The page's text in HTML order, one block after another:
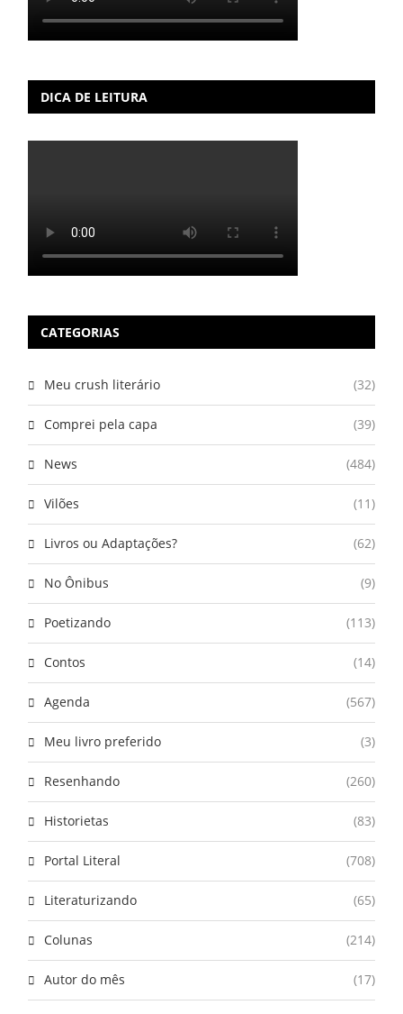
DICA DE LEITURA
CATEGORIAS
Meu crush literário (32)
Comprei pela capa (39)
News (484)
Vilões (11)
Livros ou Adaptações? (62)
No Ônibus (9)
Poetizando (113)
Contos (14)
Agenda (567)
Meu livro preferido (3)
Resenhando (260)
Historietas (83)
Portal Literal (708)
Literaturizando (65)
Colunas (214)
Autor do mês (17)